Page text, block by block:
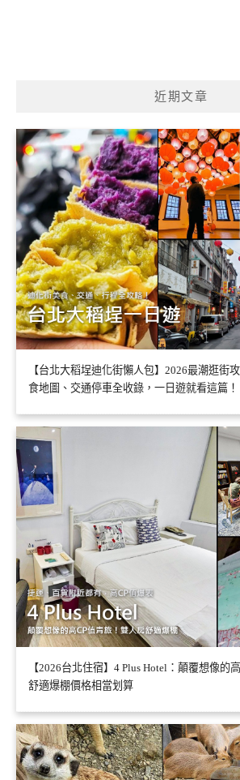
近期文章
【台北大稻埕迪化街懶人包】2026最潮逛街
食地圖、交通停車全收錄，一日遊就看這篇！
【2026台北住宿】4 Plus Hotel：顛覆想像的
舒適爆棚價格相當划算